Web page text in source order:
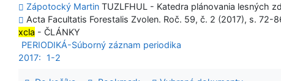
Zápotocký Martin TUZLFHUL - Katedra plánovania lesných
Acta Facultatis Forestalis Zvolen. Roč. 59, č. 2 (2017), s. 72-
xcla - ČLÁNKY
PERIODIKÁ-Súborný záznam periodika
2017:
1-2